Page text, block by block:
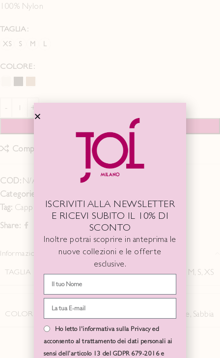
100% Nylon
TAGLIA
XS S M
COLORE
AGGIUNGI AL CARRELLO
Compare Add to wishlist
COD: N/A
Categorie:
Tag: Cappotto
Share:
Informazioni aggiuntive
TAGLIA
M, S, XS
COLORE Carbone, Sabbia
ISCRIVITI ALLA NEWSLETTER
E RICEVI SUBITO IL 10% DI
SCONTO
Inoltre potrai scoprire in anteprima le
nuove collezioni e le offerte
esclusive.
Ho letto l'informativa sulla Privacy ed
acconsento al trattamento dei dati personali ai
sensi dell’articolo 13 del GDPR 679-2016 e